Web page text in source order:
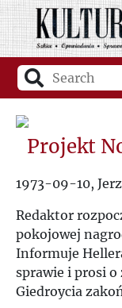
Projekt
1973-09-10,
Redaktor
pokojowej
Informuje
sprawie i prosi o
Giedroycia